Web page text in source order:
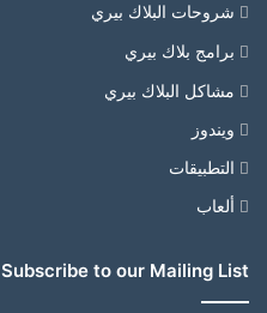
شروحات البلاك بيري
برامج بلاك بيري
مشاكل البلاك بيري
ويندوز
التطبيقات
ألعاب
Subscribe to our Mailing List